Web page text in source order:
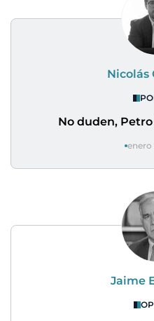
Nicolás
No duden,
enero
Jaime